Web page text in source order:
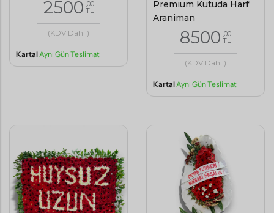
2500 ,00
TL
(KDV Dahil)
Kartal Aynı Gün Teslimat
Premium Kutuda Harf
Aranjman
8500 ,00
TL
(KDV Dahil)
KartalAynı Gün Teslimat